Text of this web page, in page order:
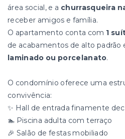
área social, e a churrasqueira
receber amigos e família.
O apartamento conta com 1
de acabamentos de alto padrão
laminado ou porcelanato.
O condomínio oferece uma
convivência:
✨ Hall de entrada finamente
🏊 Piscina adulta com terraço
🎉 Salão de festas mobiliado